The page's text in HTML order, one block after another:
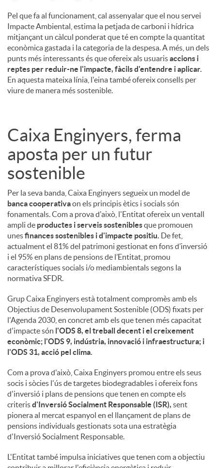
Pel que fa al funcionament, cal assenyalar que el nou servei
Impacte Ambiental, estima la petjada de carboni i hídrica
mitjançant un càlcul ponderat que té en compte la quantitat
econòmica gastada i la categoria de la despesa. A més, un dels
punts més interessants és que ofereix als usuarisaccions i
reptes per reduir-ne l'impacte, fàcils d'entendre i aplicar.
En aquesta mateixa línia, l'eina també ofereix consells per
viure de manera més sostenible.
Caixa Enginyers, ferma
aposta per un futur
sostenible
Per la seva banda, Caixa Enginyers segueix un model de
banca cooperativaon els principis ètics i socials són
fonamentals. Com a prova d'això, l'Entitat ofereix un ventall
ampli de productes i serveis sosteniblesque promouen
unesfinances sostenibles i d'impacte positiu. De fet,
actualment el 81% del patrimoni gestionat en fons d’inversió
i el 95% en plans de pensions de l’Entitat, promou
característiques socials i/o mediambientals segons la
normativa SFDR.
Grup Caixa Enginyers està totalment compromès amb els
Objectius de Desenvolupament Sostenible (ODS) fixats per
l'Agenda 2030, en concret amb els que tenen més capacitat
d'impacte són l'ODS 8, el treball decent i el creixement
econòmic; l'ODS 9, indústria, innovació i infraestructura; i
l'ODS 31, acció pel clima.
Com a prova d'això, Caixa Enginyers promou entre els seus
socis i sòcies l'ús de targetes biodegradables i ofereix fons
d'inversió i plans de pensions que tenen en compte els
criterisd'Inversió Socialment Responsable (ISR), sent
pionera al mercat espanyol en el llançament de plans de
pensions individuals gestionats sota una estratègia
d'Inversió Socialment Responsable.
L'Entitat també impulsa iniciatives que tenen com a objectiu